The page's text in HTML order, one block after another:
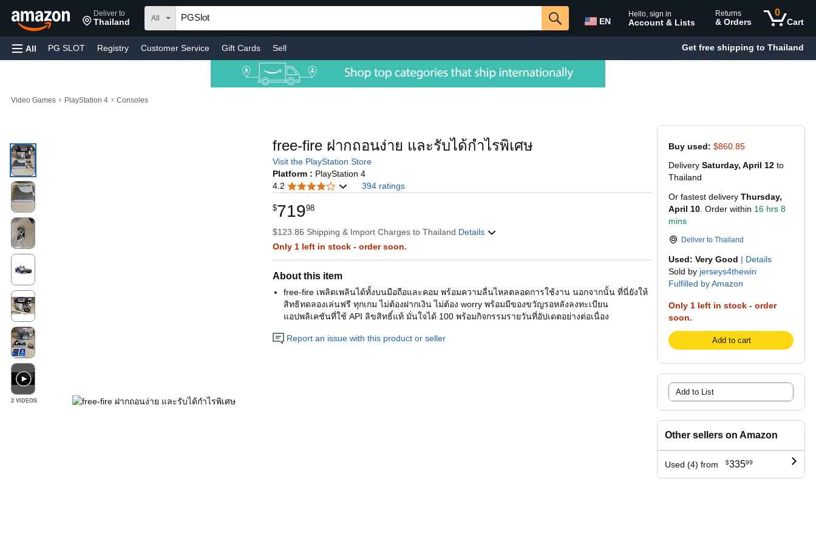
Deliver to
Thailand All EN
Hello, sign in
Account & Lists
Returns
& Orders
0
Cart
All PG SLOT Registry Customer Service Gift Cards Sell Get free shipping to Thailand
Video Games › PlayStation 4 › Consoles
Buy used: $860.85
Delivery Saturday, April 12 to
Thailand
Or fastest delivery Thursday,
April 10 . Order within 16 hrs 8
mins
Deliver to Thailand
Used: Very Good | Details
Sold by jerseys4thewin
Fulfilled by Amazon
Only 1 left in stock - order
soon.
Add to cart
Add to List
Other sellers on Amazon
Used (4) from $33599
2 VIDEOS
free-fire ฝากถอนง่าย และรับได้กำไรพิเศษ
Visit the PlayStation Store
Platform : PlayStation 4
4.2
394 ratings
$71998
$123.86 Shipping & Import Charges to Thailand Details
Only 1 left in stock - order soon.
About this item
free-fire เพลิดเพลินได้ทั้งบนมือถือและคอม พร้อมความลื่นไหลตลอดการใช้งาน นอกจากนั้น ที่นี่ยังให้
สิทธิทดลองเล่นฟรี ทุกเกม ไม่ต้องฝากเงิน ไม่ต้อง worry พร้อมมีของขวัญรอหลังลงทะเบียน
แอปพลิเคชันที่ใช้ API ลิขสิทธิ์แท้ มั่นใจได้ 100 พร้อมกิจกรรมรายวันที่อัปเดตอย่างต่อเนื่อง
Report an issue with this product or seller